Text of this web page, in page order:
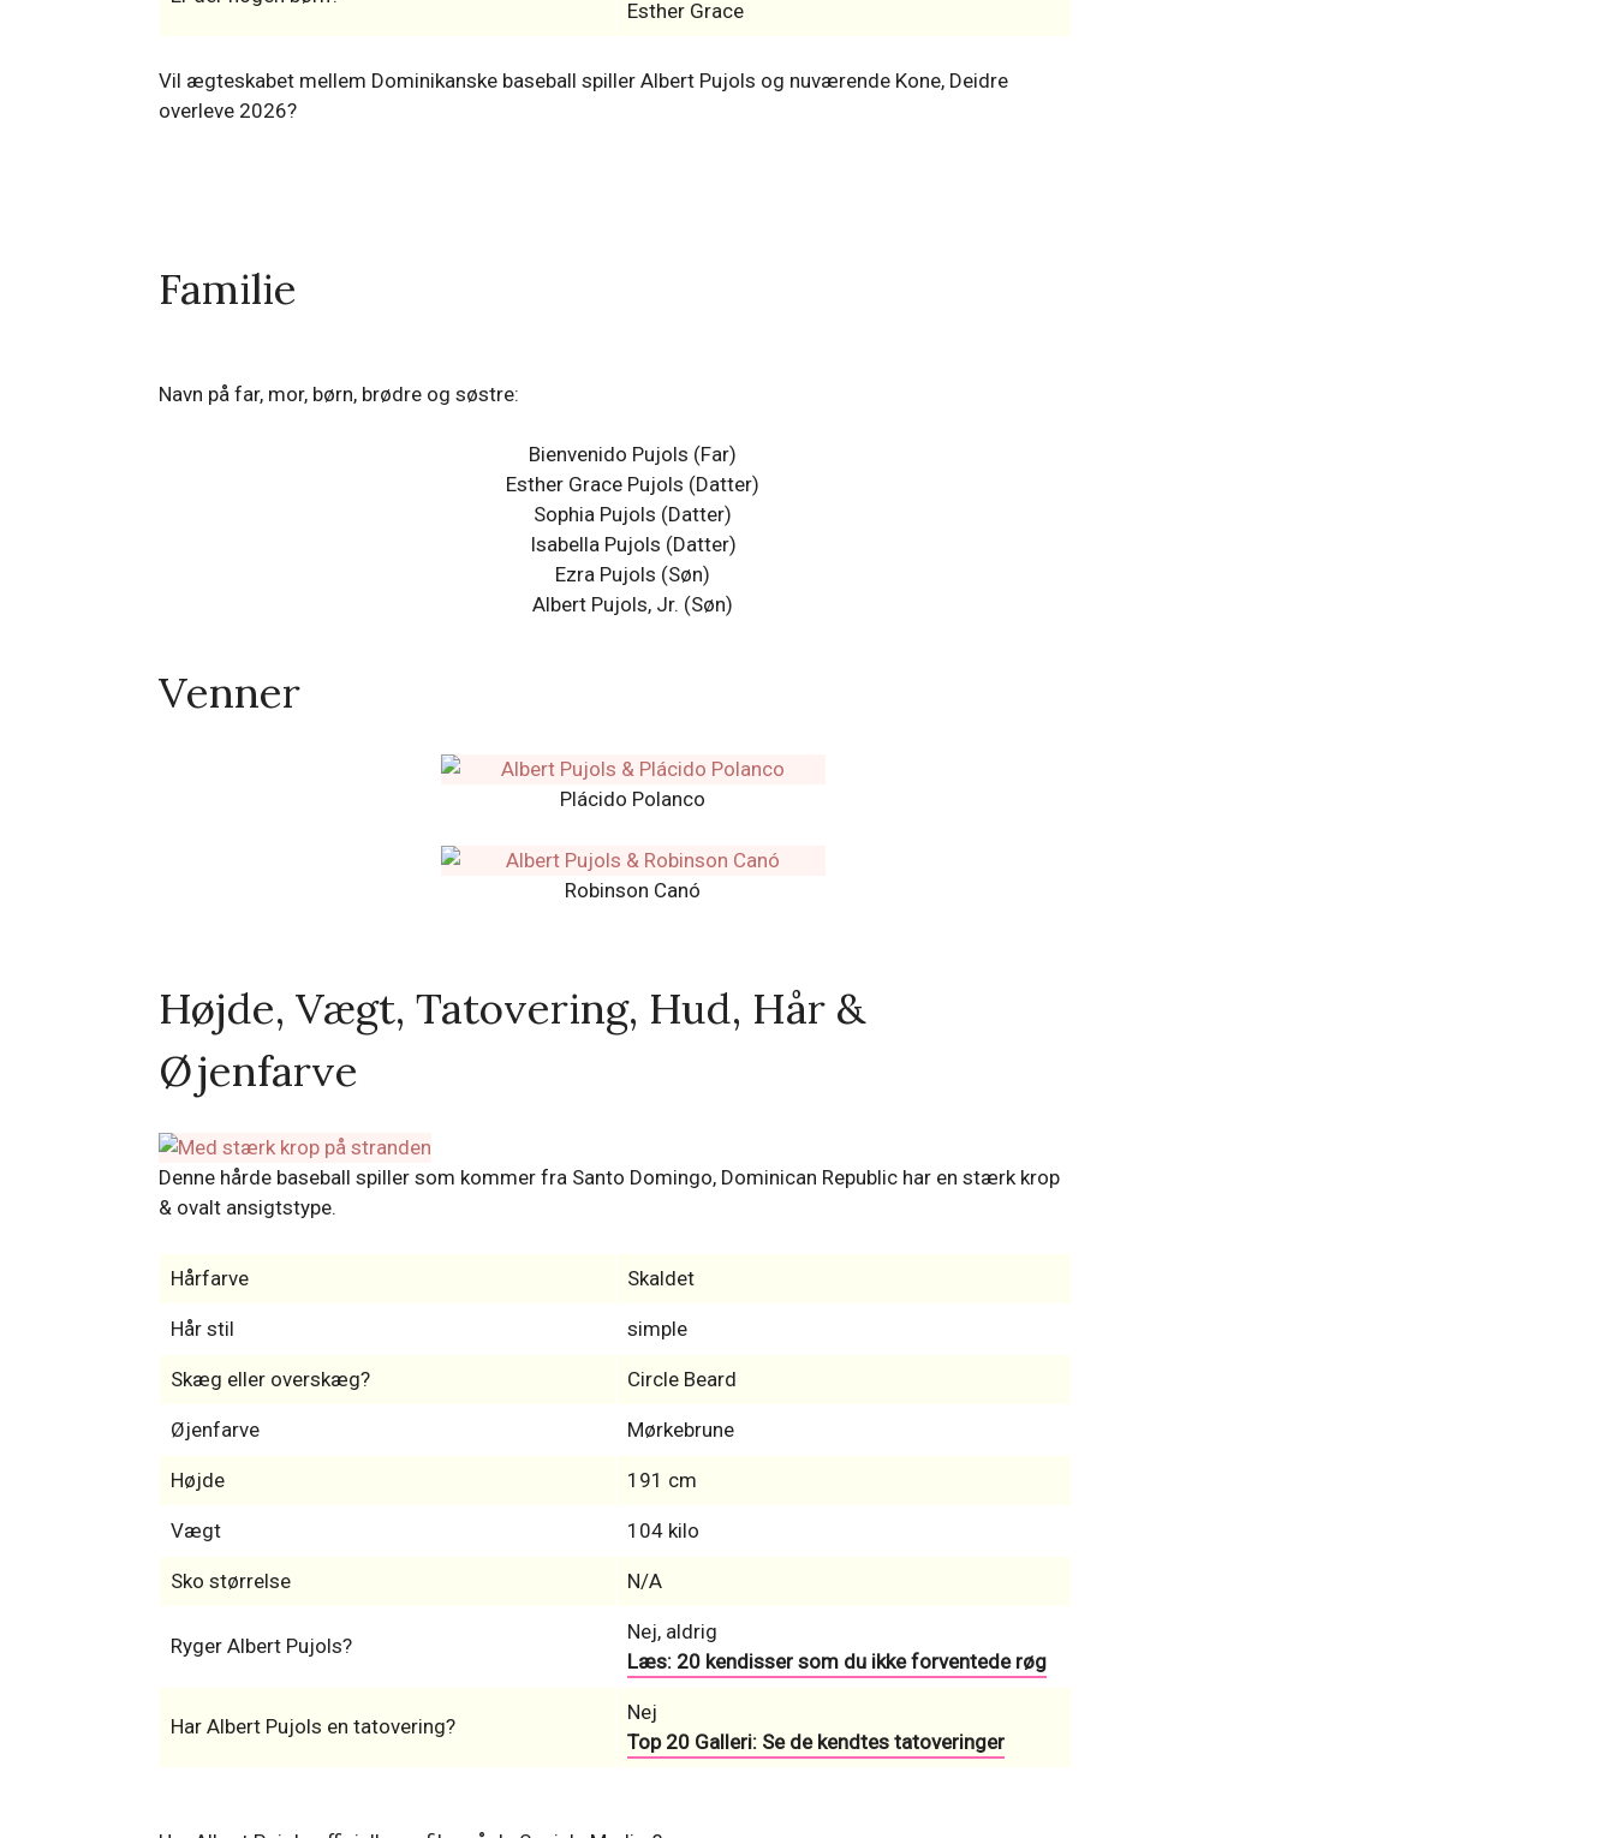
Esther Grace
Vil ægteskabet mellem Dominikanske baseball spiller Albert Pujols og nuværende Kone, Deidre
overleve 2026?
Familie
Navn på far, mor, børn, brødre og søstre:
Bienvenido Pujols (Far)
Esther Grace Pujols (Datter)
Sophia Pujols (Datter)
Isabella Pujols (Datter)
Ezra Pujols (Søn)
Albert Pujols, Jr. (Søn)
Venner
Plácido Polanco
Robinson Canó
Højde, Vægt, Tatovering, Hud, Hår &
Øjenfarve
Denne hårde baseball spiller som kommer fra Santo Domingo, Dominican Republic har en stærk krop
& ovalt ansigtstype.
Hårfarve Skaldet
Hår stil simple
Skæg eller overskæg? Circle Beard
Øjenfarve Mørkebrune
Højde 191 cm
Vægt 104 kilo
Sko størrelse N/A
Ryger Albert Pujols?
Nej, aldrig
Læs: 20 kendisser som du ikke forventede røg
Har Albert Pujols en tatovering?
Nej
Top 20 Galleri: Se de kendtes tatoveringer